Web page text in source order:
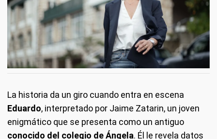
La historia da un giro cuando entra en escena
Eduardo, interpretado por Jaime Zatarin, un joven
enigmático que se presenta como un antiguo
conocido del colegio de Ángela. Él le revela datos